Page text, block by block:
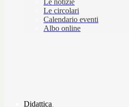
Le notizie
Le circolari
Calendario eventi
Albo online
Didattica